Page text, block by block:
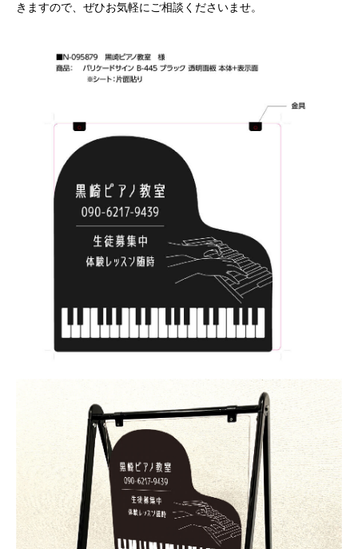
きますので、ぜひお気軽にご相談くださいませ。